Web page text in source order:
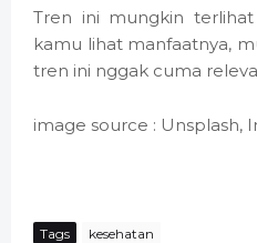
Tren ini mungkin
kamu lihat manfaatnya,
tren ini nggak cuma
image source : Unsplash,
Tags kesehatan